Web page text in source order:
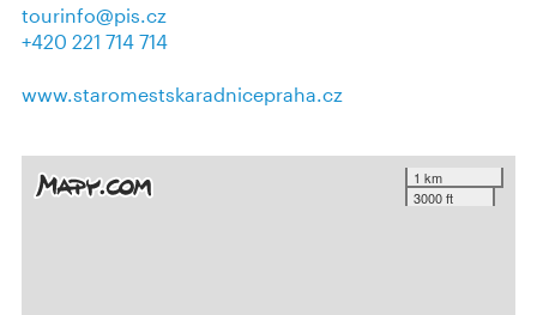
tourinfo@pis.cz
+420 221 714 714
www.staromestskaradnicepraha.cz
1 km
3000 ft